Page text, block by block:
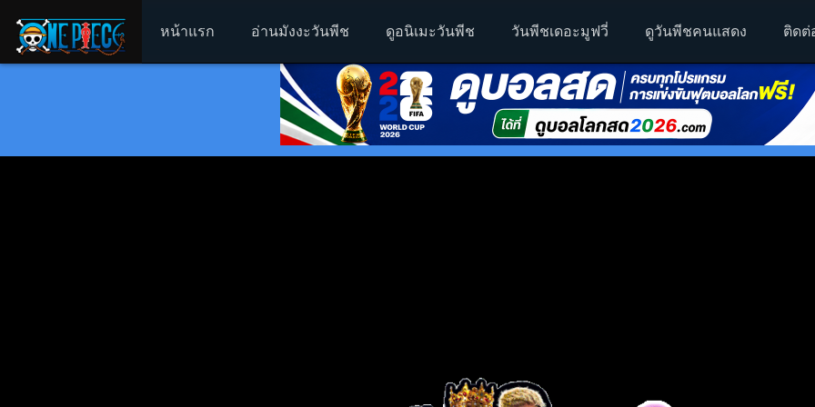
หน้าแรก อ่านมังงะวันพีช ดูอนิเมะวันพีช วันพีชเดอะมูฟวี่ ดูวันพีชคนแสดง ติดต่